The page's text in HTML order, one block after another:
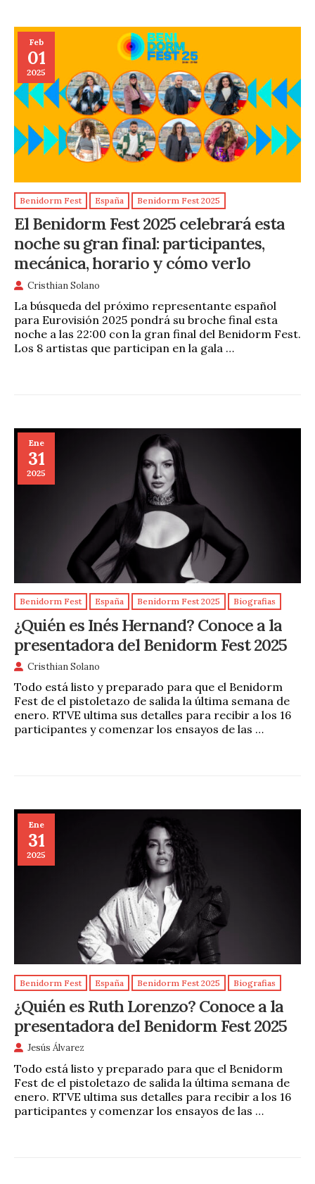
Feb
01
2025
Benidorm Fest España Benidorm Fest 2025
El Benidorm Fest 2025 celebrará esta
noche su gran final: participantes,
mecánica, horario y cómo verlo
Cristhian Solano
La búsqueda del próximo representante español
para Eurovisión 2025 pondrá su broche final esta
noche a las 22:00 con la gran final del Benidorm Fest.
Los 8 artistas que participan en la gala …
Ene
31
2025
Benidorm Fest España Benidorm Fest 2025 Biografias
¿Quién es Inés Hernand? Conoce a la
presentadora del Benidorm Fest 2025
Cristhian Solano
Todo está listo y preparado para que el Benidorm
Fest de el pistoletazo de salida la última semana de
enero. RTVE ultima sus detalles para recibir a los 16
participantes y comenzar los ensayos de las …
Ene
31
2025
Benidorm Fest España Benidorm Fest 2025 Biografias
¿Quién es Ruth Lorenzo? Conoce a la
presentadora del Benidorm Fest 2025
Jesús Álvarez
Todo está listo y preparado para que el Benidorm
Fest de el pistoletazo de salida la última semana de
enero. RTVE ultima sus detalles para recibir a los 16
participantes y comenzar los ensayos de las …